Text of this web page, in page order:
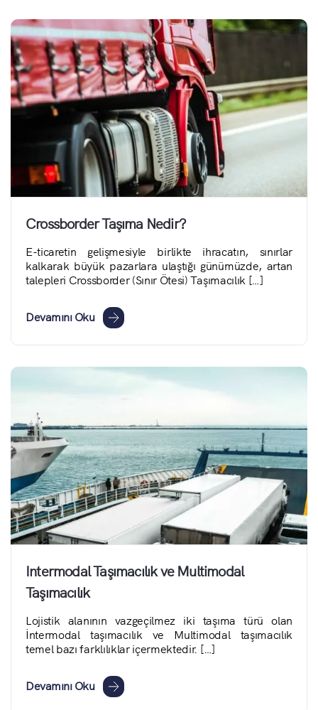
Crossborder Taşıma Nedir?
E-ticaretin gelişmesiyle birlikte ihracatın, sınırlar
kalkarak büyük pazarlara ulaştığı günümüzde, artan
talepleri Crossborder (Sınır Ötesi) Taşımacılık […]
Devamını Oku
Intermodal Taşımacılık ve Multimodal
Taşımacılık
Lojistik alanının vazgeçilmez iki taşıma türü olan
İntermodal taşımacılık ve Multimodal taşımacılık
temel bazı farklılıklar içermektedir. […]
Devamını Oku